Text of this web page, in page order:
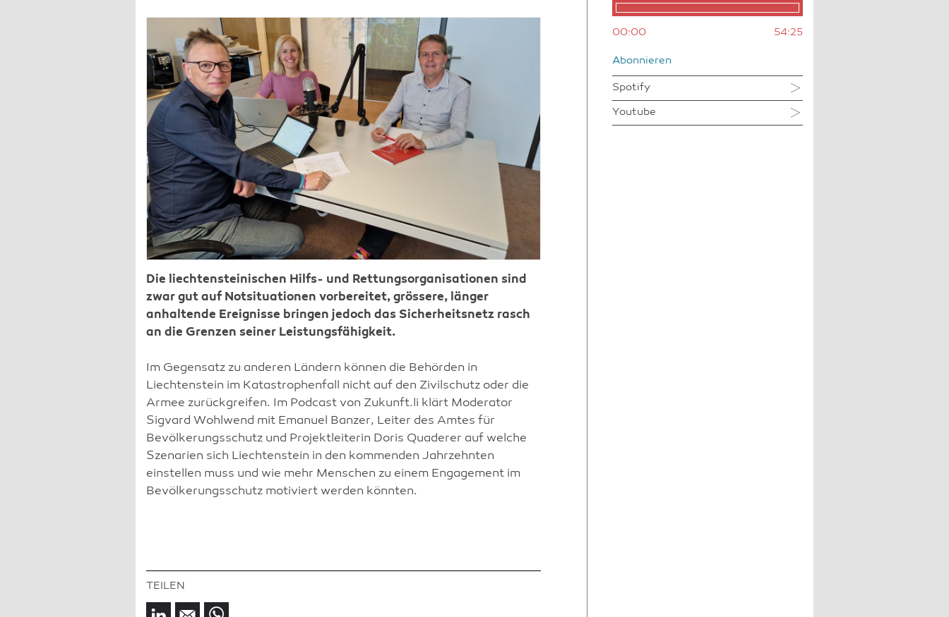
Die liechtensteinischen Hilfs- und Rettungsorganisationen sind
zwar gut auf Notsituationen vorbereitet, grössere, länger
anhaltende Ereignisse bringen jedoch das Sicherheitsnetz rasch
an die Grenzen seiner Leistungsfähigkeit.
Im Gegensatz zu anderen Ländern können die Behörden in
Liechtenstein im Katastrophenfall nicht auf den Zivilschutz oder die
Armee zurückgreifen. Im Podcast von Zukunft.li klärt Moderator
Sigvard Wohlwend mit Emanuel Banzer, Leiter des Amtes für
Bevölkerungsschutz und Projektleiterin Doris Quaderer auf welche
Szenarien sich Liechtenstein in den kommenden Jahrzehnten
einstellen muss und wie mehr Menschen zu einem Engagement im
Bevölkerungsschutz motiviert werden könnten.
00:00 54:25
Abonnieren
Spotify
Youtube